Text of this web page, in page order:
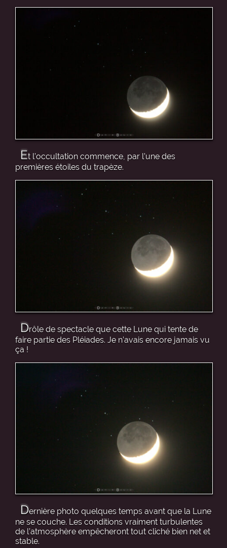
Et l’occultation commence, par l’une des
premières étoiles du trapèze.
Drôle de spectacle que cette Lune qui tente de
faire partie des Pléiades. Je n’avais encore jamais vu
ça !
Dernière photo quelques temps avant que la Lune
ne se couche. Les conditions vraiment turbulentes
de l’atmosphère empêcheront tout cliché bien net et
stable.